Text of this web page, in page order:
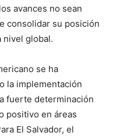
avances no sean
consolidar su posición
nivel global.
se ha
la implementación
fuerte determinación
positivo en áreas
El Salvador, el